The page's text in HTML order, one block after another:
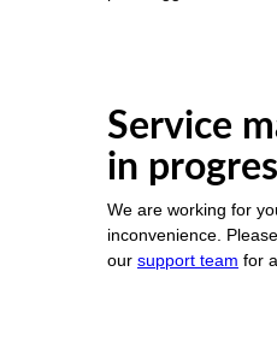
Service
in
We are working for
inconvenience.
our support team for